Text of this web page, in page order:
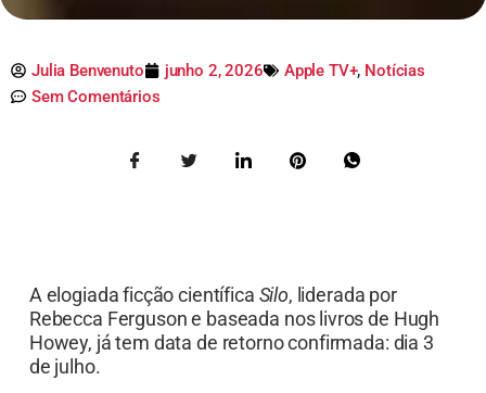
Julia Benvenuto junho 2, 2026 Apple TV+, Notícias
Sem Comentários
A elogiada ficção científica Silo, liderada por
Rebecca Ferguson e baseada nos livros de Hugh
Howey, já tem data de retorno confirmada: dia 3
de julho.